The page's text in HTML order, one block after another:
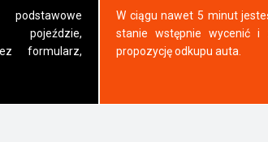
formularz,
W ciągu nawet 5 minut
stanie wstępnie wycenić i
propozycję odkupu auta.